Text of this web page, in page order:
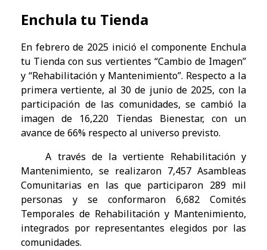
Enchula tu Tienda
En febrero de 2025 inició el componente Enchula
tu Tienda con sus vertientes “Cambio de Imagen”
y “Rehabilitación y Mantenimiento”. Respecto a la
primera vertiente, al 30 de junio de 2025, con la
participación de las comunidades, se cambió la
imagen de 16,220 Tiendas Bienestar, con un
avance de 66% respecto al universo previsto.
A través de la vertiente Rehabilitación y
Mantenimiento, se realizaron 7,457 Asambleas
Comunitarias en las que participaron 289 mil
personas y se conformaron 6,682 Comités
Temporales de Rehabilitación y Mantenimiento,
integrados por representantes elegidos por las
comunidades.